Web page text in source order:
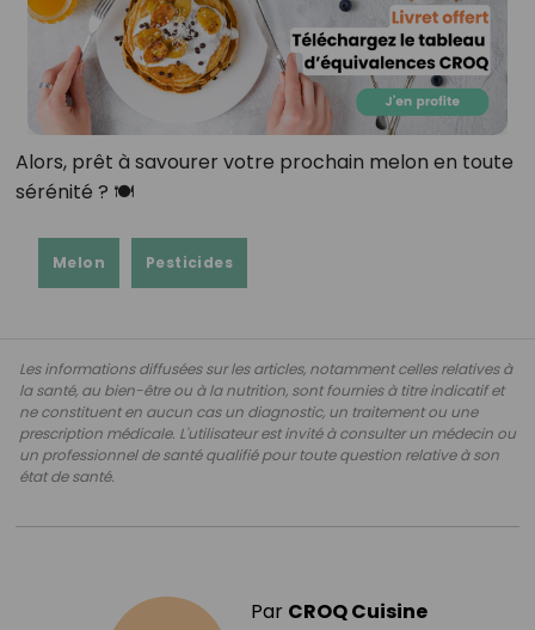
Alors, prêt à savourer votre prochain melon en toute
sérénité ? 🍽️
Melon Pesticides
Les informations diffusées sur les articles, notamment celles relatives à
la santé, au bien-être ou à la nutrition, sont fournies à titre indicatif et
ne constituent en aucun cas un diagnostic, un traitement ou une
prescription médicale. L'utilisateur est invité à consulter un médecin ou
un professionnel de santé qualifié pour toute question relative à son
état de santé.
Par CROQ Cuisine